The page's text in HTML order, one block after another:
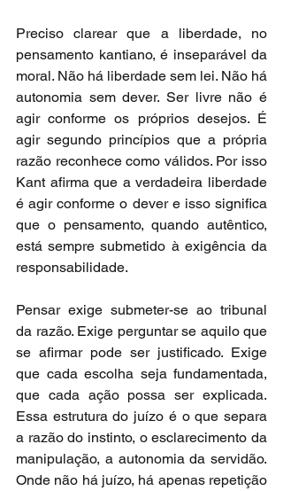
Preciso clarear que a liberdade, no
pensamento kantiano, é inseparável da
moral. Não há liberdade sem lei. Não há
autonomia sem dever. Ser livre não é
agir conforme os próprios desejos. É
agir segundo princípios que a própria
razão reconhece como válidos. Por isso
Kant afirma que a verdadeira liberdade
é agir conforme o dever e isso significa
que o pensamento, quando autêntico,
está sempre submetido à exigência da
responsabilidade.
Pensar exige submeter-se ao tribunal
da razão. Exige perguntar se aquilo que
se afirmar pode ser justificado. Exige
que cada escolha seja fundamentada,
que cada ação possa ser explicada.
Essa estrutura do juízo é o que separa
a razão do instinto, o esclarecimento da
manipulação, a autonomia da servidão.
Onde não há juízo, há apenas repetição